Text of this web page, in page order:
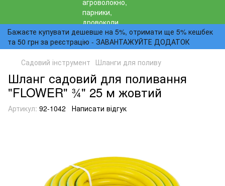
Бажаєте купувати дешевше на 5%, отримати ще 5% кешбек
та 50 грн за реєстрацію - ЗАВАНТАЖУЙТЕ ДОДАТОК
Садовий інструмент Шланги для поливу
Шланг садовий для поливання
"FLOWER" 3⁄4" 25 м жовтий
Артикул: 92-1042 Написати відгук